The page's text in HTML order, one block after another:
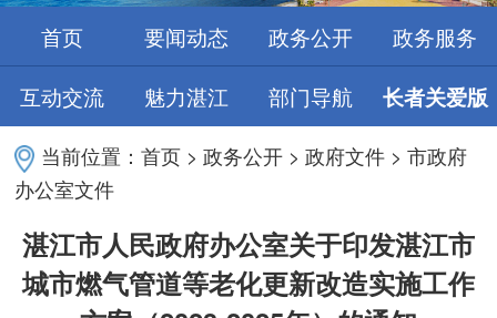
首页 要闻动态 政务公开
政务服务
互动交流
魅力湛江 部门导航 长者关爱版
当前位置：首页 >政务公开 >政府文件 >市政府
办公室文件
湛江市人民政府办公室关于印发湛江市
城市燃气管道等老化更新改造实施工作